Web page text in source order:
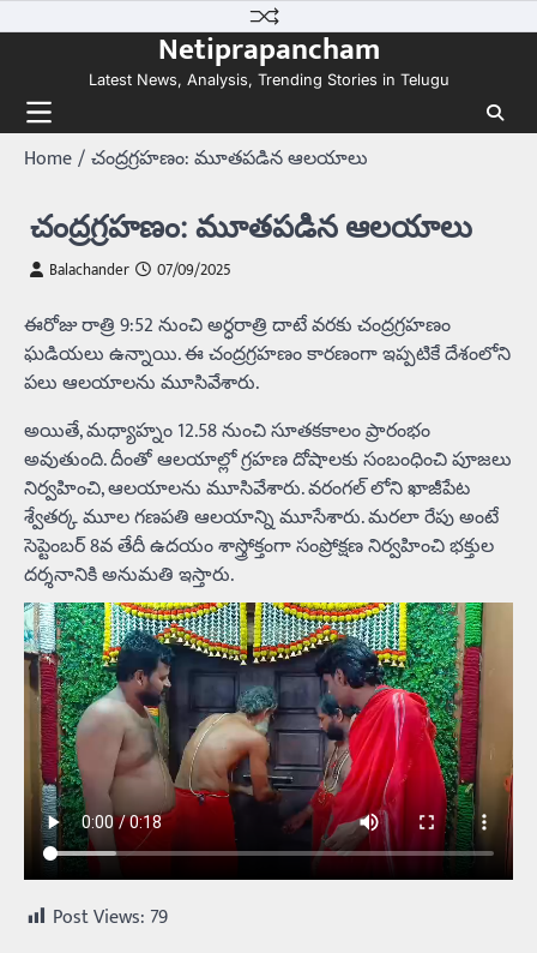
to
Netiprapancham
Latest News, Analysis, Trending Stories in Telugu
Home చంద్రగ్రహణం: మూతపడిన ఆలయాలు
చంద్రగ్రహణం: మూతపడిన ఆలయాలు
Balachander 07/09/2025
ఈరోజు రాత్రి 9:52 నుంచి అర్ధరాత్రి దాటే వరకు చంద్రగ్రహణం
ఘడియలు ఉన్నాయి. ఈ చంద్రగ్రహణం కారణంగా ఇప్పటికే దేశంలోని
పలు ఆలయాలను మూసివేశారు.
అయితే, మధ్యాహ్నం 12.58 నుంచి సూతకకాలం ప్రారంభం
అవుతుంది. దీంతో ఆలయాల్లో గ్రహణ దోషాలకు సంబంధించి పూజలు
నిర్వహించి, ఆలయాలను మూసివేశారు. వరంగల్ లోని ఖాజీపేట
శ్వేతర్క మూల గణపతి ఆలయాన్ని మూసేశారు. మరలా రేపు అంటే
సెప్టెంబర్ 8వ తేదీ ఉదయం శాస్త్రోక్తంగా సంప్రోక్షణ నిర్వహించి భక్తుల
దర్శనానికి అనుమతి ఇస్తారు.
Post Views: 79